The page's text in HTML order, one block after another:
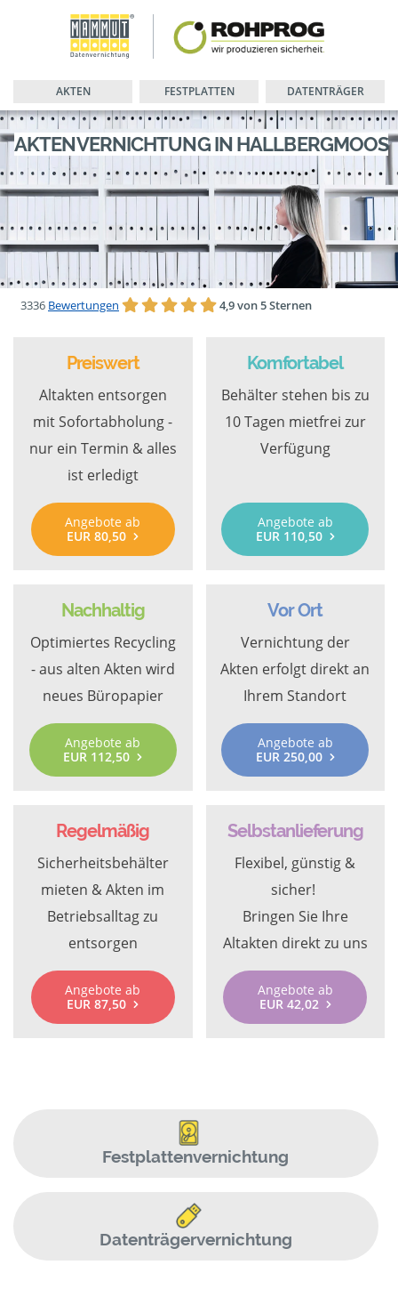
AKTEN FESTPLATTEN DATENTRÄGER
AKTENVERNICHTUNG IN HALLBERGMOOS
3336 Bewertungen 4,9 von 5 Sternen
Preiswert
Altakten entsorgen
mit Sofortabholung -
nur ein Termin & alles
ist erledigt
Angebote ab
EUR 80,50
Komfortabel
Behälter stehen bis zu
10 Tagen mietfrei zur
Verfügung
Angebote ab
EUR 110,50
Nachhaltig
Optimiertes Recycling
- aus alten Akten wird
neues Büropapier
Angebote ab
EUR 112,50
Vor Ort
Vernichtung der
Akten erfolgt direkt an
Ihrem Standort
Angebote ab
EUR 250,00
Regelmäßig
Sicherheitsbehälter
mieten & Akten im
Betriebsalltag zu
entsorgen
Angebote ab
EUR 87,50
Selbstanlieferung
Flexibel, günstig &
sicher!
Bringen Sie Ihre
Altakten direkt zu uns
Angebote ab
EUR 42,02
Festplattenvernichtung
Datenträgervernichtung